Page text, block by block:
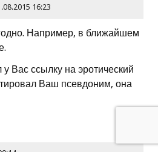
16:23
Например, в ближайшем
у Вас ссылку на эротический
Ваш псевдоним, она